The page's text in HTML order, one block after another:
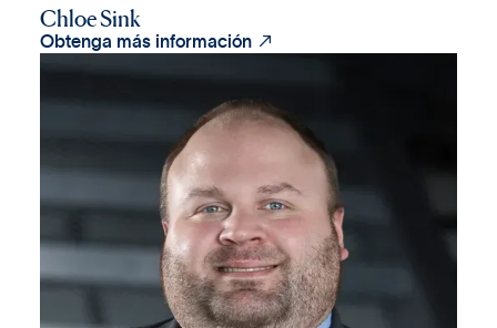
Chloe Sink
Obtenga más información 